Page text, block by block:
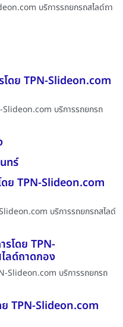
บริการรถยกรถสไลด์ถา
ดย TPN-Slideon.com
Slideon.com บริการรถยกรถ
ทร์
ย TPN-Slideon.com
บริการรถยกรถสไลด์
โดย TPN-
ลด์ถาดกอง
Slideon.com บริการรถยกรถ
TPN-Slideon.com